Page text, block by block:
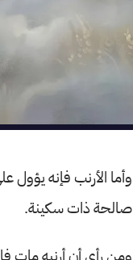
وأما الأرنب فإنه
صالحة ذات سكينة.